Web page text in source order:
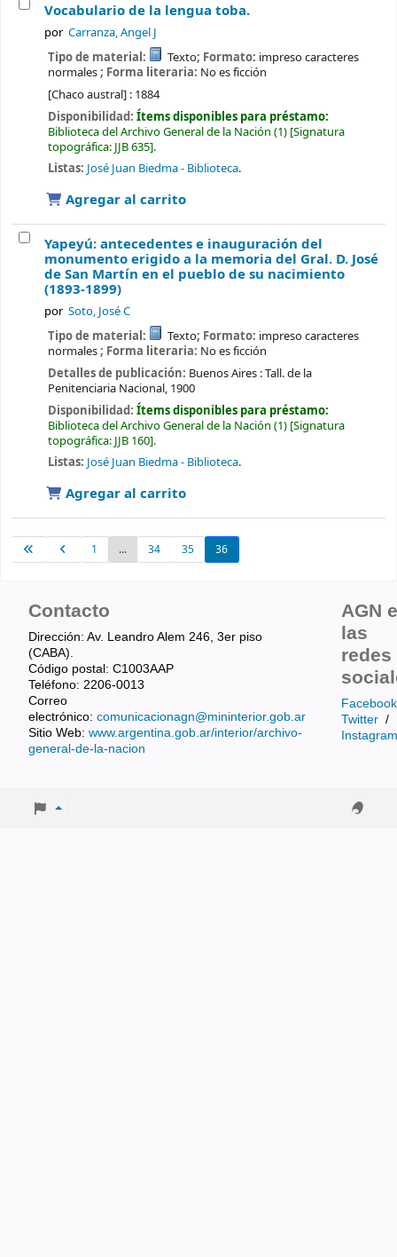
Vocabulario de la lengua toba.
por Carranza, Angel J
Tipo de material: Texto; Formato: impreso caracteres
normales; Forma literaria: No es ficción
[Chaco austral] : 1884
Disponibilidad: Ítems disponibles para préstamo:
Biblioteca del Archivo General de la Nación (1) Signatura
topográfica: JJB 635 .
Listas: José Juan Biedma - Biblioteca.
Agregar al carrito
Yapeyú: antecedentes e inauguración del
monumento erigido a la memoria del Gral. D. José
de San Martín en el pueblo de su nacimiento
(1893-1899)
por Soto, José C
Tipo de material: Texto; Formato: impreso caracteres
normales; Forma literaria: No es ficción
Detalles de publicación: Buenos Aires :Tall. de la
Penitenciaria Nacional, 1900
Disponibilidad: Ítems disponibles para préstamo:
Biblioteca del Archivo General de la Nación (1) Signatura
topográfica: JJB 160 .
Listas: José Juan Biedma - Biblioteca.
Agregar al carrito
1 ... 34 35 36
Contacto
Dirección: Av. Leandro Alem 246, 3er piso
(CABA).
Código postal: C1003AAP
Teléfono: 2206-0013
Correo
electrónico: comunicacionagn@mininterior.gob.ar
Sitio Web: www.argentina.gob.ar/interior/archivo-
general-de-la-nacion
AGN
las
redes
Facebook
Twitter /
Instagram